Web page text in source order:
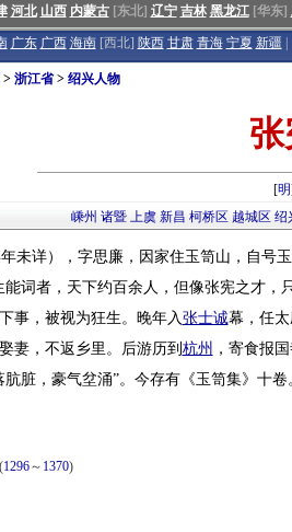
河北 山西 内蒙古[东北] 辽宁 吉林 黑龙江[华东]
广东 广西 海南[西北] 陕西 甘肃 青海 宁夏 新疆
> 浙江省> 绍兴人物
张
[明
嵊州 诸暨 上虞 新昌 柯桥区 越城区 绍
未详），字思廉，因家住玉笥山，自号
能词者，天下约百余人，但像张宪之才，
事，被视为狂生。晚年入张士诚幕，任
妻，不返乡里。后游历到 杭州 ，寄食报
脏，豪气坌涌”。今存有《玉笥集》十卷
(1296～ 1370)